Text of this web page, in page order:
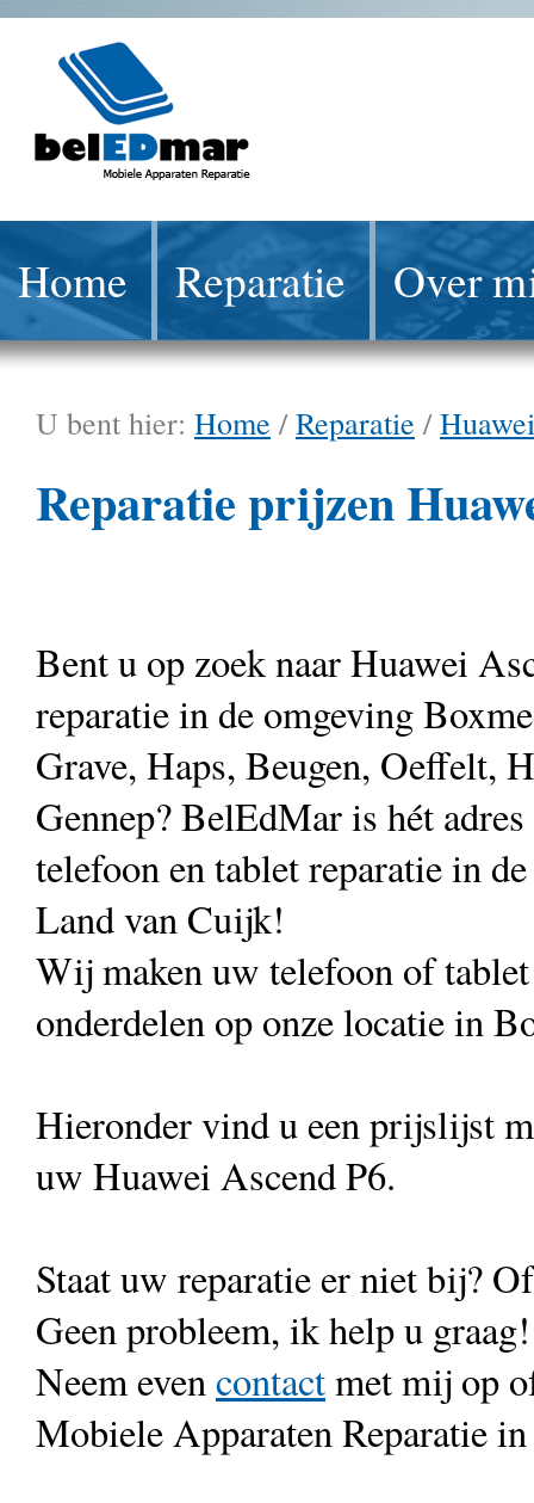
Home Reparatie Over
U bent hier: Home /Reparatie /Huawei
Reparatie prijzen
Bent u op zoek naar Huawei
reparatie in de omgeving
Grave, Haps, Beugen, Oeffelt,
Gennep? BelEdMar is hét
telefoon en tablet reparatie in
Land van Cuijk!
Wij maken uw telefoon of
onderdelen op onze locatie in
Hieronder vind u een prijslijst
uw Huawei Ascend P6.
Staat uw reparatie er niet bij?
Geen probleem, ik help u graag!
Neem evencontactmet mij op
Mobiele Apparaten Reparatie